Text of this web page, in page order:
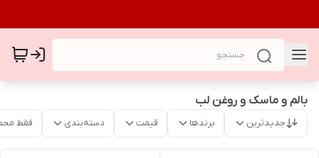
بالم و ماسک و روغن لب
جدیدترین برندها قیمت دسته‌بندی فقط